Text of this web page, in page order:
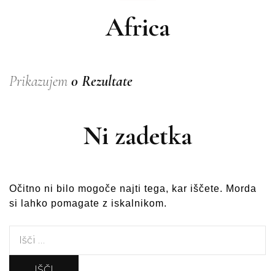
Africa
Prikazujem 0 Rezultate
Ni zadetka
Očitno ni bilo mogoče najti tega, kar iščete. Morda
si lahko pomagate z iskalnikom.
Išči: